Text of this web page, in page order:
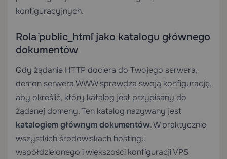
konfiguracyjnych.
Rola `public_html` jako katalogu głównego
dokumentów
Gdy żądanie HTTP dociera do Twojego serwera,
demon serwera WWW sprawdza swoją konfigurację,
aby określić, który katalog jest przypisany do
żądanej domeny. Ten katalog nazywany jest
katalogiem głównym dokumentów. W praktycznie
wszystkich środowiskach hostingu
współdzielonego i większości konfiguracjiVPS